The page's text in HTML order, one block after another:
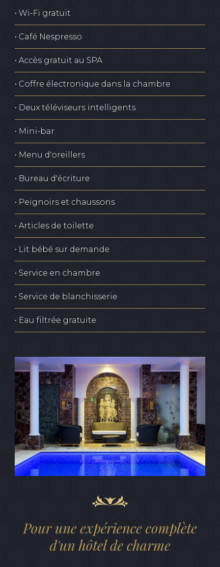
• Wi-Fi gratuit
• Café Nespresso
• Accès gratuit au SPA
• Coffre électronique dans la chambre
• Deux téléviseurs intelligents
• Mini-bar
• Menu d'oreillers
• Bureau d'écriture
• Peignoirs et chaussons
• Articles de toilette
• Lit bébé sur demande
• Service en chambre
• Service de blanchisserie
• Eau filtrée gratuite
Pour une expérience complète
d'un hôtel de charme